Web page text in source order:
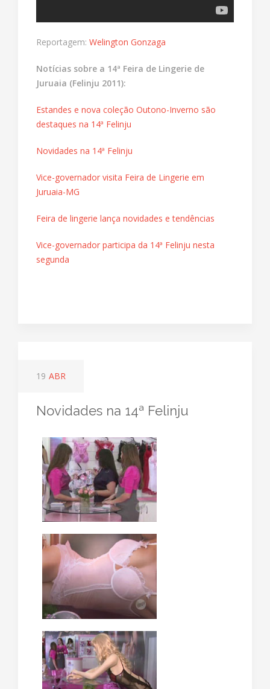
Reportagem: Welington Gonzaga
Notícias sobre a 14ª Feira de Lingerie de
Juruaia (Felinju 2011):
Estandes e nova coleção Outono-Inverno são
destaques na 14ª Felinju
Novidades na 14ª Felinju
Vice-governador visita Feira de Lingerie em
Juruaia-MG
Feira de lingerie lança novidades e tendências
Vice-governador participa da 14ª Felinju nesta
segunda
19 ABR
Novidades na 14ª Felinju